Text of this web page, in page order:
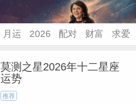
月运 2026 配对 财富 求爱
莫测之星2026年十二星座
运势
推荐